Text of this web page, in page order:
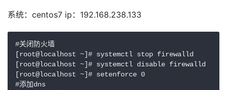
系统：centos7 ip：192.168.238.133
#关闭防火墙
[root@localhost ~]# systemctl stop firewalld
[root@localhost ~]# systemctl disable firewalld
[root@localhost ~]# setenforce 0
#添加dns